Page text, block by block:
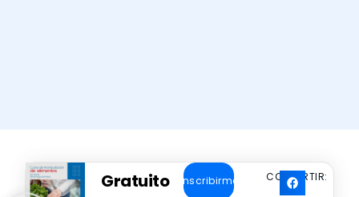
Gratuito Inscribirme COMPARTIR: